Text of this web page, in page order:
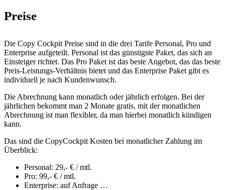
Preise
Die Copy Cockpit Preise sind in die drei Tarife Personal, Pro und
Enterprise aufgeteilt. Personal ist das günstigste Paket, das sich an
Einsteiger richtet. Das Pro Paket ist das beste Angebot, das das beste
Preis-Leistungs-Verhältnis bietet und das Enterprise Paket gibt es
individuell je nach Kundenwunsch.
Die Abrechnung kann monatlich oder jährlich erfolgen. Bei der
jährlichen bekommt man 2 Monate gratis, mit der monatlichen
Abrechnung ist man flexibler, da man hierbei monatlich kündigen
kann.
Das sind die CopyCockpit Kosten bei monatlicher Zahlung im
Überblick:
Personal: 29,- € / mtl.
Pro: 99,- € / mtl.
Enterprise: auf Anfrage …